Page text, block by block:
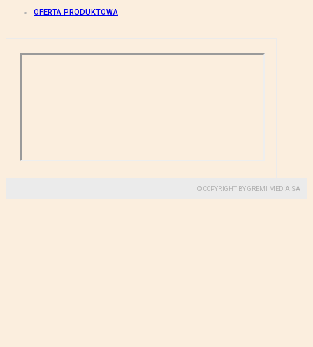
OFERTA PRODUKTOWA
© COPYRIGHT BY GREMI MEDIA SA